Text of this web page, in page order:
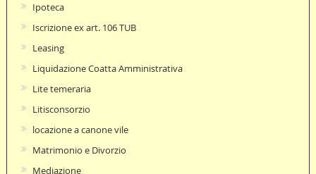
Ipoteca
Iscrizione ex art. 106 TUB
Leasing
Liquidazione Coatta Amministrativa
Lite temeraria
Litisconsorzio
locazione a canone vile
Matrimonio e Divorzio
Mediazione